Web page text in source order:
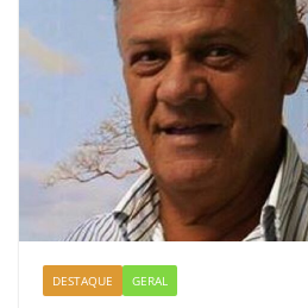
DESTAQUE GERAL